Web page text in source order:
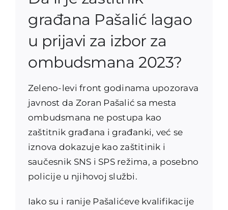
građana Pašalić lagao
u prijavi za izbor za
ombudsmana 2023?
Zeleno-levi front godinama upozorava
javnost da Zoran Pašalić sa mesta
ombudsmana ne postupa kao
zaštitnik građana i građanki, već se
iznova dokazuje kao zaštitinik i
saučesnik SNS i SPS režima, a posebno
policije u njihovoj službi.
Iako su i ranije Pašalićeve kvalifikacije